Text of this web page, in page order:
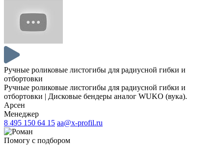
Ручные роликовые листогибы для радиусной гибки и
отбортовки
Ручные роликовые листогибы для радиусной гибки и
отбортовки | Дисковые бендеры аналог WUKO (вука).
Арсен
Менеджер
8 495 150 64 15 aa@x-profil.ru
Помогу с подбором